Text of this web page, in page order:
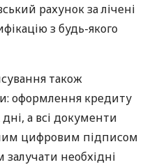
рахунок за лічені
з будь-якого
також
оформлення кредиту
а всі документи
цифровим підписом
необхідні